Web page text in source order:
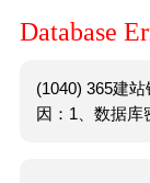
Database
(1040) 365建
因：1、数据库